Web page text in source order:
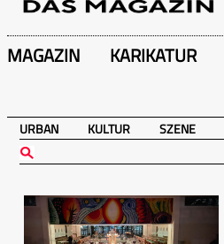
MAGAZIN KARIKATUR
URBAN KULTUR SZENE